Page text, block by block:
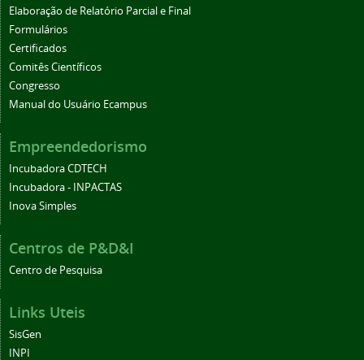
Elaboração de Relatório Parcial e Final
Formulários
Certificados
Comitês Científicos
Congresso
Manual do Usuário Ecampus
Empreendedorismo
Incubadora CDTECH
Incubadora - INPACTAS
Inova Simples
Centros de P&D&I
Centro de Pesquisa
Links Uteis
SisGen
INPI